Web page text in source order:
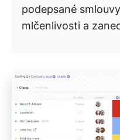
podepsané
mlčenlivosti a